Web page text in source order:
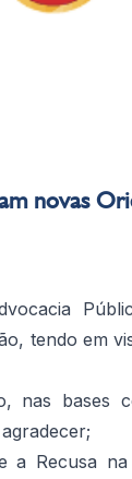
novas
tendo em
nas bases
a Recusa